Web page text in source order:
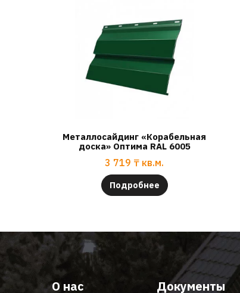
Металлосайдинг «Корабельная
доска» Оптима RAL 6005
3 719 ₸ кв.м.
Подробнее
О нас Документы